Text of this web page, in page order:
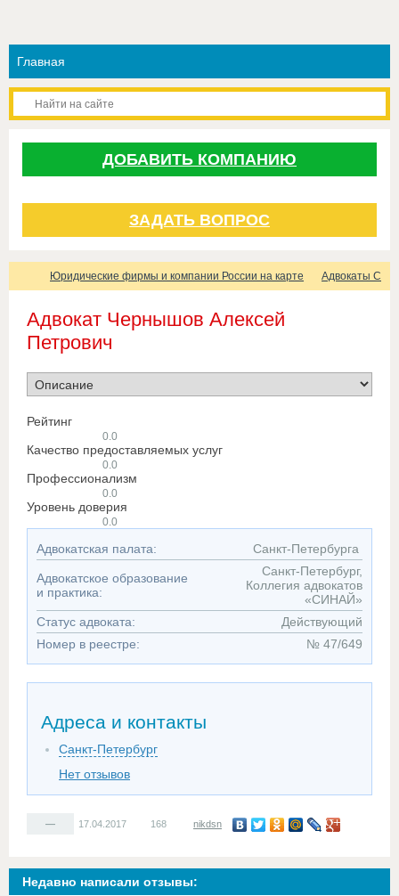
ДОБАВИТЬ КОМПАНИЮ
ЗАДАТЬ ВОПРОС
Юридические фирмы и компании России на карте Адвокаты
Адвокат Чернышов Алексей
Петрович
Рейтинг
0.0
Качество предоставляемых услуг
0.0
Профессионализм
0.0
Уровень доверия
0.0
Адвокатская палата: Санкт-Петербурга
Адвокатское образование
и практика:
Санкт-Петербург,
Коллегия адвокатов
«СИНАЙ»
Статус адвоката:
Действующий
Номер в реестре:
№ 47/649
Адреса и контакты
Санкт-Петербург
Нет отзывов
— 17.04.2017 168 nikdsn
Недавно написали отзывы: